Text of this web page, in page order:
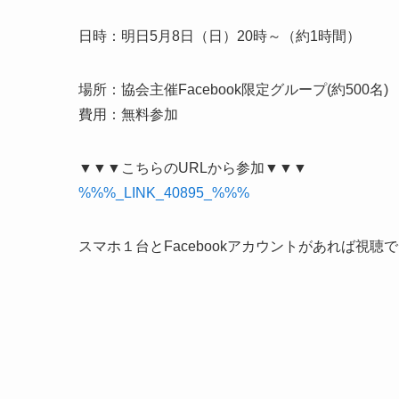
日時：明日5月8日（日）20時～（約1時間）
場所：協会主催Facebook限定グループ(約500名)
費用：無料参加
▼▼▼こちらのURLから参加▼▼▼
%%%_LINK_40895_%%%
スマホ１台とFacebookアカウントがあれば視聴で